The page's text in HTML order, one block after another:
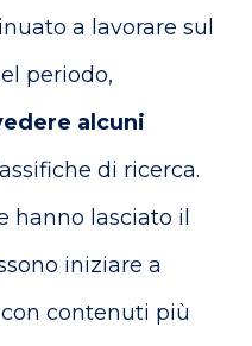
a lavorare sul
periodo,
alcuni
di ricerca.
hanno lasciato il
iniziare a
contenuti più